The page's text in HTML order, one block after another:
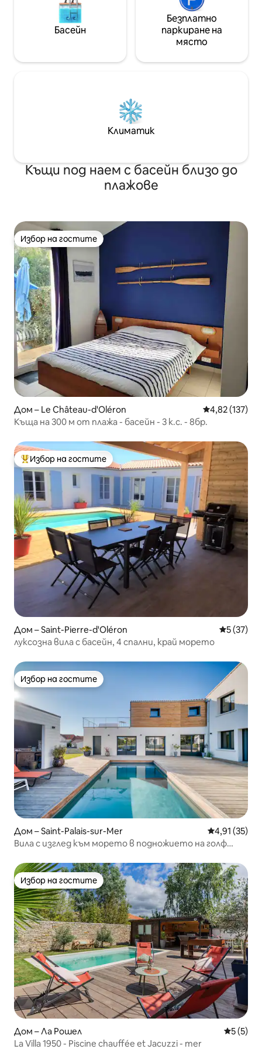
Басейн
Безплатно
паркиране на
място
Климатик
Къщи под наем с басейн близо до
плажове
Избор на гостите
Избор на гостите
Дом – Le Château-d'Oléron Средна
4,82 (137)
Къща на 300 м от плажа - басейн - 3 к.с. - 8бр.
Най-популярен избор на гостите
Избор на гостите
Дом – Saint-Pierre-d'Oléron Средна
5 (37)
луксозна вила с басейн, 4 спални, край морето
Избор на гостите
Избор на гостите
Дом – Saint-Palais-sur-Mer Средна
4,91 (35)
Вила с изглед към морето в подножието на голф
Избор на гостите
Избор на гостите
Дом – Ла Рошел Средна
5 (5)
La Villa 1950 - Piscine chauffée et Jacuzzi - mer